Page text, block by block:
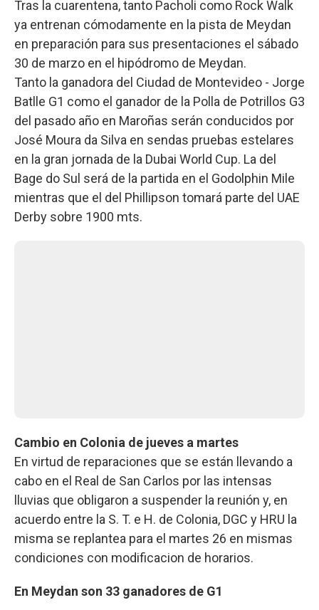
Tras la cuarentena, tanto Pacholi como Rock Walk
ya entrenan cómodamente en la pista de Meydan
en preparación para sus presentaciones el sábado
30 de marzo en el hipódromo de Meydan.
Tanto la ganadora del Ciudad de Montevideo - Jorge
Batlle G1 como el ganador de la Polla de Potrillos G3
del pasado año en Maroñas serán conducidos por
José Moura da Silva en sendas pruebas estelares
en la gran jornada de la Dubai World Cup. La del
Bage do Sul será de la partida en el Godolphin Mile
mientras que el del Phillipson tomará parte del UAE
Derby sobre 1900 mts.
Cambio en Colonia de jueves a martes
En virtud de reparaciones que se están llevando a
cabo en el Real de San Carlos por las intensas
lluvias que obligaron a suspender la reunión y, en
acuerdo entre la S. T. e H. de Colonia, DGC y HRU la
misma se replantea para el martes 26 en mismas
condiciones con modificacion de horarios.
En Meydan son 33 ganadores de G1